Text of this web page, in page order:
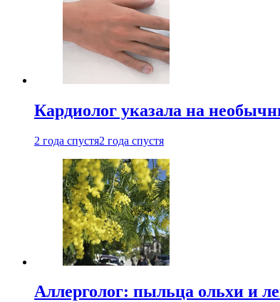
Кардиолог указала на
2 года спустя2 года спустя
Аллерголог: пыльца ольхи и